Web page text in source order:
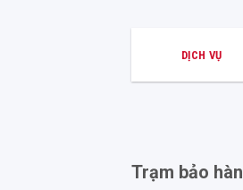
DỊCH VỤ
Trạm bảo